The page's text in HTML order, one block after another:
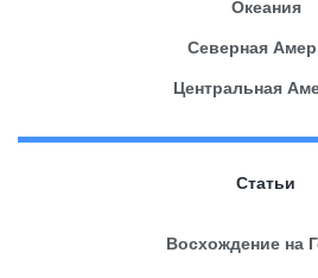
Океания
Северная
Центральная
Статьи
Восхождение на